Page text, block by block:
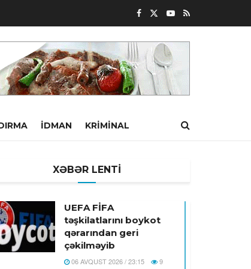
İDMAN KRIMINAL
XƏBƏR LENTİ
UEFA FİFA
təşkilatlarını boykot
qərarından geri
çəkilməyib
06 AVQUST 2026 / 23:15 9